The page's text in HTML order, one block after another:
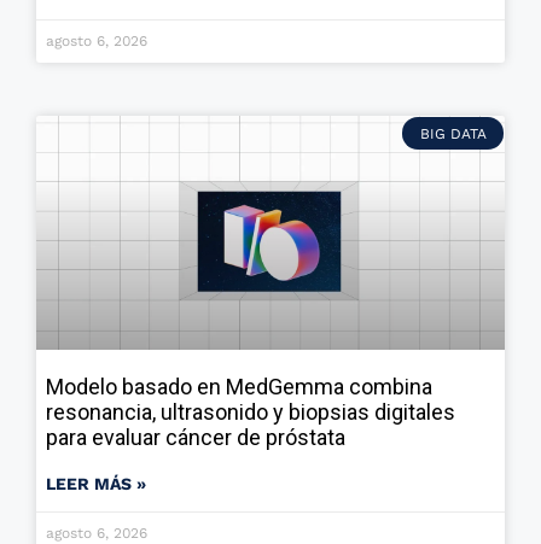
agosto 6, 2026
BIG DATA
Modelo basado en MedGemma combina
resonancia, ultrasonido y biopsias digitales
para evaluar cáncer de próstata
LEER MÁS »
agosto 6, 2026